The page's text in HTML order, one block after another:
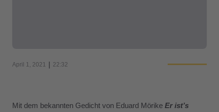
April 1, 2021 | 22:32
Mit dem bekannten Gedicht von Eduard Mörike Er ist’s